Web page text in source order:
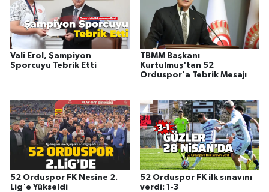
Vali Erol, Şampiyon
Sporcuyu Tebrik Etti
TBMM Başkanı
Kurtulmuş'tan 52
Orduspor'a Tebrik Mesajı
52 Orduspor FK Nesine 2.
Lig'e Yükseldi
52 Orduspor FK ilk sınavını
verdi: 1-3